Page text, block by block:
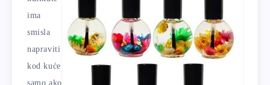
ima
smisla
napraviti
kod kuće
samo ako